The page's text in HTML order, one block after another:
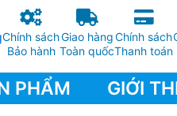
Chính sách
Bảo hành
Giao hàng
Toàn quốc
Chính sách
Thanh toán
PHẨM GIỚI